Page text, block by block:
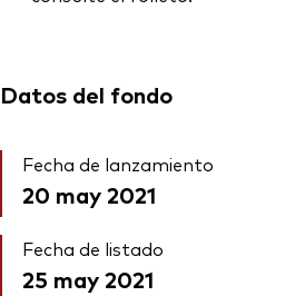
Datos del fondo
Fecha de lanzamiento
20 may 2021
Fecha de listado
25 may 2021